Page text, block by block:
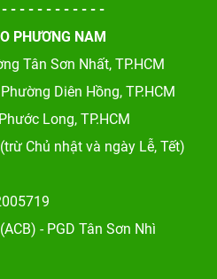
- - - - - - - - - - -
PHƯƠNG NAM
Tân Sơn Nhất, TP.HCM
Diên Hồng, TP.HCM
Long, TP.HCM
Chủ nhật và ngày Lễ, Tết)
- PGD Tân Sơn Nhì